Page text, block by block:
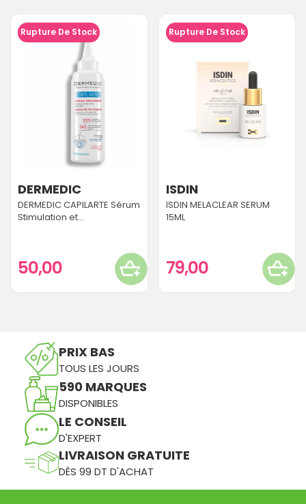
Rupture De Stock
DERMEDIC
DERMEDIC CAPILARTE Sérum
Stimulation et...
50,00
Rupture De Stock
ISDIN
ISDIN MELACLEAR SERUM
15ML
79,00
PRIX BAS
TOUS LES JOURS
590 MARQUES
DISPONIBLES
LE CONSEIL
D'EXPERT
LIVRAISON GRATUITE
DÈS 99 DT D'ACHAT